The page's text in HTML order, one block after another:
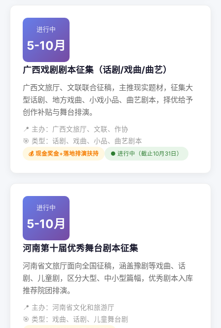
进行中
5-10月
广西戏剧剧本征集（话剧/戏曲/曲艺）
广西文旅厅、文联联合征稿，主推现实题材，征集大
型话剧、地方戏曲、小戏小品、曲艺剧本，择优给予
创作补贴与舞台排演。
📍 主办：广西文旅厅、文联、作协
🎯 类型：话剧、戏曲、小品、曲艺剧本
💰 现金奖金+落地排演扶持 ● 进行中（截止10月31日）
进行中
5-10月
河南第十届优秀舞台剧本征集
河南省文旅厅面向全国征稿，涵盖豫剧等戏曲、话
剧、儿童剧，区分大型、中小型篇幅，优秀剧本入库
推荐院团排演。
📍 主办：河南省文化和旅游厅
🎯 类型：戏曲、话剧、儿童舞台剧